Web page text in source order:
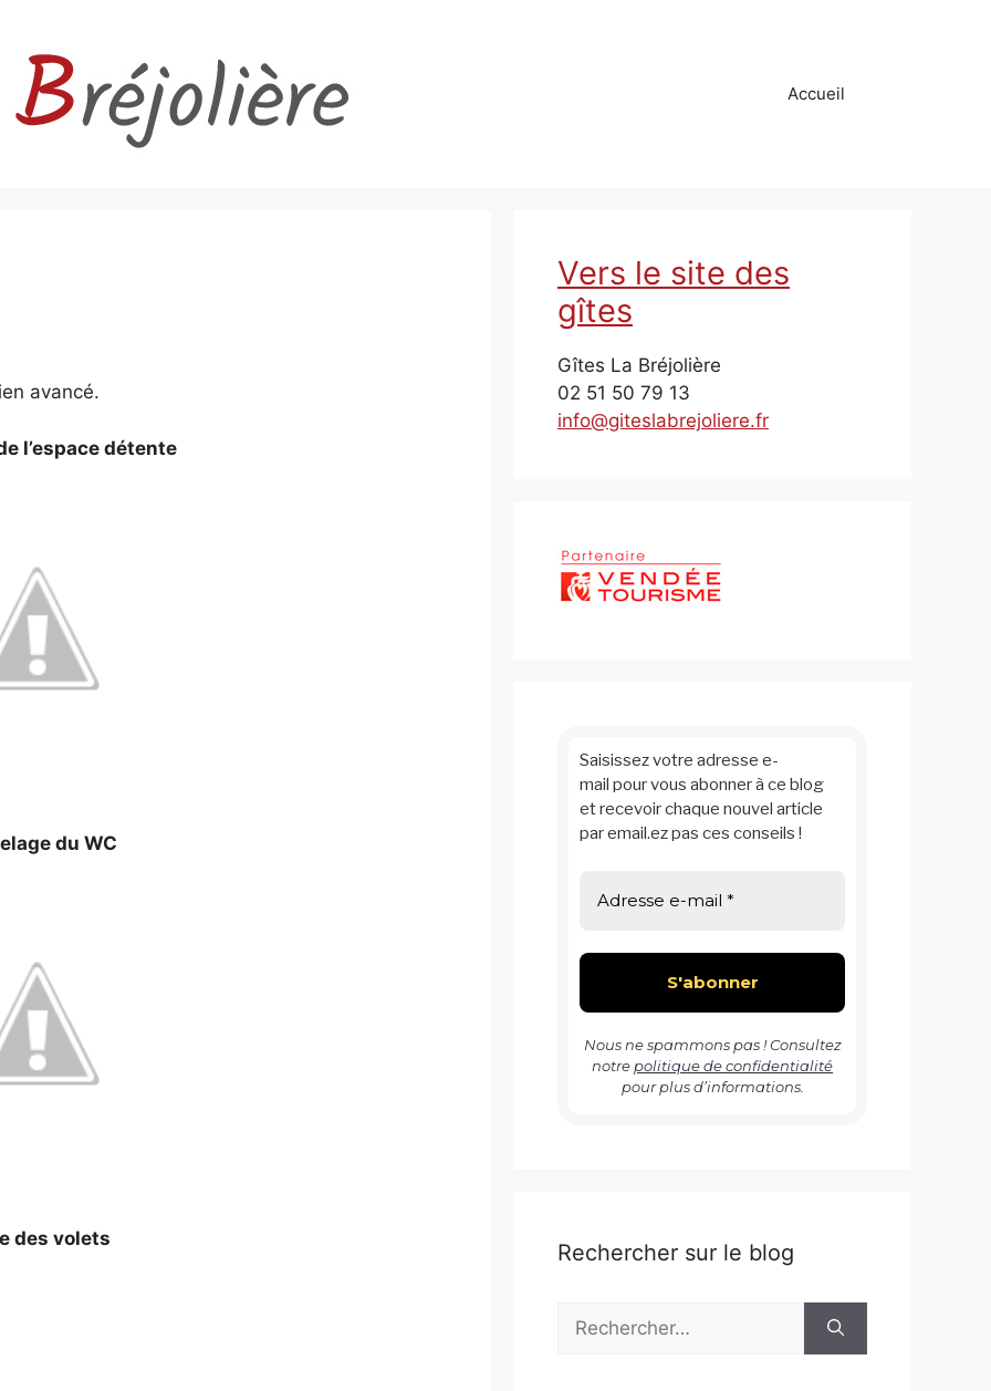
Accueil
avancé.
l’espace détente
du WC
des volets
Vers le site des
gîtes
Gîtes La Bréjolière
02 51 50 79 13
info@giteslabrejoliere.fr
Saisissez votre adresse e-
mail pour vous abonner à ce blog
et recevoir chaque nouvel article
par email.ez pas ces conseils !
Nous ne spammons pas ! Consultez
notre politique de confidentialité
pour plus d’informations.
Rechercher sur le blog